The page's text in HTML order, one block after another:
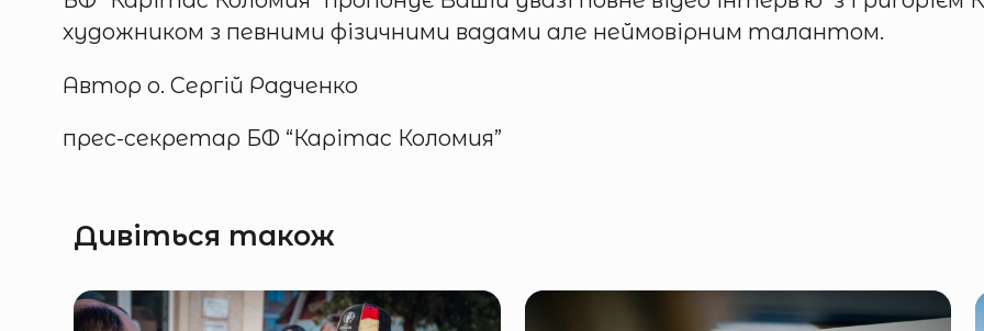
художником з певними фізичними вадами але неймовірним талантом.
Автор о. Сергій Радченко
прес-секретар БФ “Карітас Коломия”
Дивіться також